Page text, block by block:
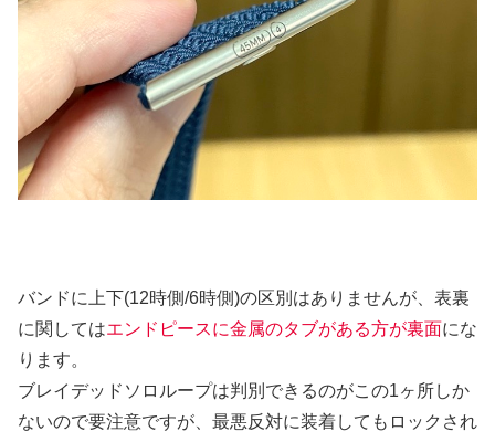
バンドに上下(12時側/6時側)の区別はありませんが、表裏
に関してはエンドピースに金属のタブがある方が裏面にな
ります。
ブレイデッドソロループは判別できるのがこの1ヶ所しか
ないので要注意ですが、最悪反対に装着してもロックされ